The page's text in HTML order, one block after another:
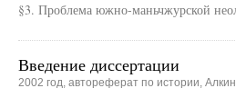
§3. Проблема южно-маньчжурской
Введение диссертации
2002 год, автореферат по истории,